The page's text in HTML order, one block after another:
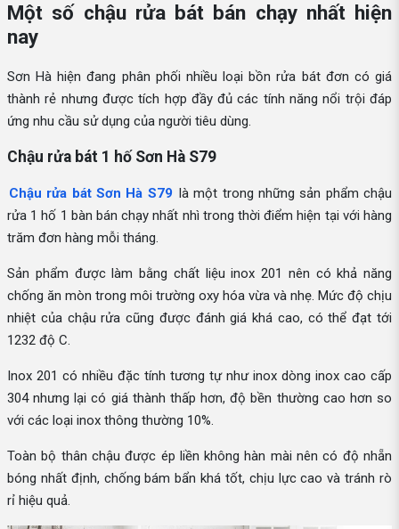
Một số chậu rửa bát bán chạy nhất hiện
nay
Sơn Hà hiện đang phân phối nhiều loại bồn rửa bát đơn có giá
thành rẻ nhưng được tích hợp đầy đủ các tính năng nổi trội đáp
ứng nhu cầu sử dụng của người tiêu dùng.
Chậu rửa bát 1 hố Sơn Hà S79
Chậu rửa bát Sơn Hà S79 là một trong những sản phẩm chậu
rửa 1 hố 1 bàn bán chạy nhất nhì trong thời điểm hiện tại với hàng
trăm đơn hàng mỗi tháng.
Sản phẩm được làm bằng chất liệu inox 201 nên có khả năng
chống ăn mòn trong môi trường oxy hóa vừa và nhẹ. Mức độ chịu
nhiệt của chậu rửa cũng được đánh giá khá cao, có thể đạt tới
1232 độ C.
Inox 201 có nhiều đặc tính tương tự như inox dòng inox cao cấp
304 nhưng lại có giá thành thấp hơn, độ bền thường cao hơn so
với các loại inox thông thường 10%.
Toàn bộ thân chậu được ép liền không hàn mài nên có độ nhẵn
bóng nhất định, chống bám bẩn khá tốt, chịu lực cao và tránh rò
rỉ hiệu quả.